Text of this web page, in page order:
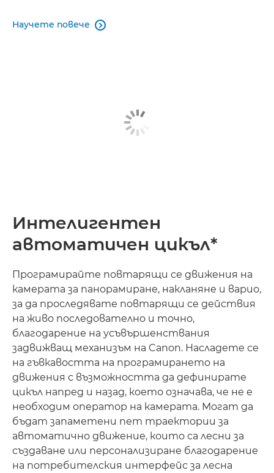
Научете повече 
Интелигентен
автоматичен цикъл*
Програмирайте повтарящи се движения на
камерата за панорамиране, накланяне и варио,
за да проследявате повтарящи се действия
на живо последователно и точно,
благодарение на усъвършенствания
задвижващ механизъм на Canon. Насладете се
на гъвкавостта на програмирането на
движения с възможността да дефинирате
цикъл напред и назад, което означава, че не е
необходим оператор на камерата. Могат да
бъдат запаметени пет траектории за
автоматично движение, които са лесни за
създаване или персонализиране благодарение
на потребителския интерфейс за лесна